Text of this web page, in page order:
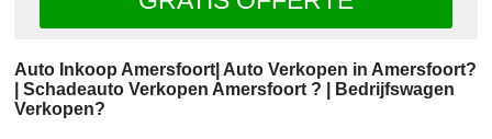
Auto Inkoop Amersfoort| Auto Verkopen in Amersfoort?
| Schadeauto Verkopen Amersfoort ? | Bedrijfswagen
Verkopen?